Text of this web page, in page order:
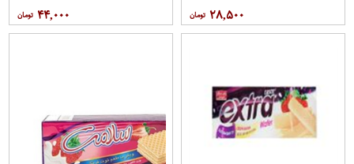
۲۸,۵۰۰ ۴۴,۰۰۰